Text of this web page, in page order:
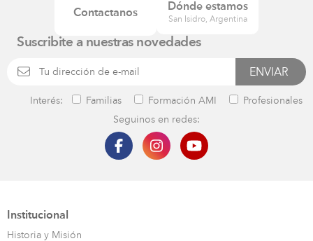
Contactanos
Dónde estamos
San Isidro, Argentina
Suscribite a nuestras novedades
Interés: Familias Formación AMI
Profesionales
Seguinos en redes:
Institucional
Historia y Misión